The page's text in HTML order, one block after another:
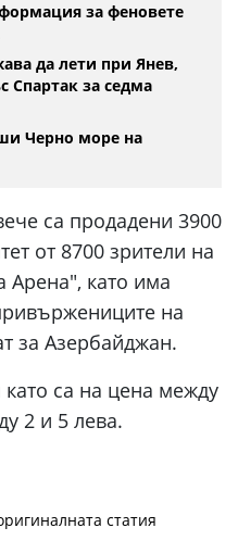
за феновете
да лети при Янев,
Спартак за седма
Черно море на
са продадени 3900
от 8700 зрители на
Арена", като има
на
за Азербайджан.
са на цена между
2 и 5 лева.
статия